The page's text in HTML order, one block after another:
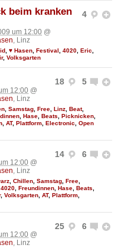
4
beim kranken
um 12:00 @
, Linz
, ♥ Hasen, Festival, 4020, Eric,
, Volksgarten
18 5
12:00 @
, Linz
Samstag Free Linz Beat,
Hase Beats Picknicken
AT, Plattform Electronic
Open
14 6
12:00 @
, Linz
Chillen Samstag Free
4020 Freundinnen Hase Beats
, Volksgarten AT, Plattform
25 6
12:00 @
, Linz